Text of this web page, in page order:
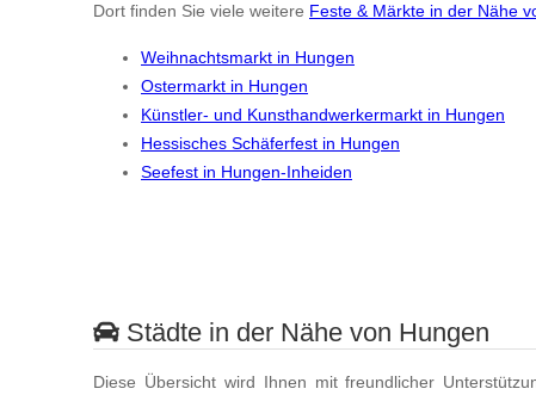
Dort finden Sie viele weitere Feste & Märkte in der Nähe
Weihnachtsmarkt in Hungen
Ostermarkt in Hungen
Künstler- und Kunsthandwerkermarkt in Hungen
Hessisches Schäferfest in Hungen
Seefest in Hungen-Inheiden
Städte in der Nähe von Hungen
Diese Übersicht wird Ihnen mit freundlicher